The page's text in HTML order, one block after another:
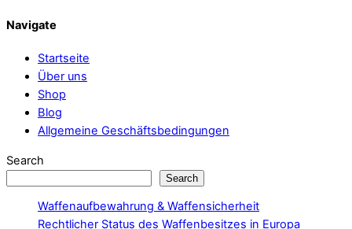
Navigate
Startseite
Über uns
Shop
Blog
Allgemeine Geschäftsbedingungen
Search
Search
Waffenaufbewahrung & Waffensicherheit
Rechtlicher Status des Waffenbesitzes in Europa